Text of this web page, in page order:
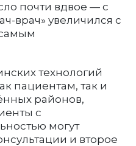
почти вдвое — с
врач» увеличился с
самым
технологий
пациентам, так и
районов,
с
могут
и второе